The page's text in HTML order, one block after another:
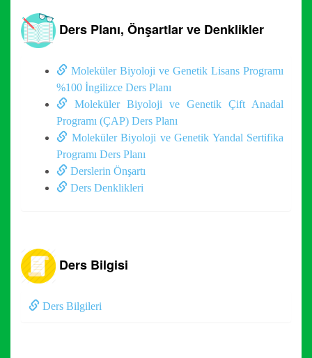
Ders Planı, Önşartlar ve Denklikler
Moleküler Biyoloji ve Genetik Lisans Programı
%100 İngilizce Ders Planı
Moleküler Biyoloji ve Genetik Çift Anadal
Programı (ÇAP) Ders Planı
Moleküler Biyoloji ve Genetik Yandal Sertifika
Programı Ders Planı
Derslerin Önşartı
Ders Denklikleri
Ders Bilgisi
Ders Bilgileri